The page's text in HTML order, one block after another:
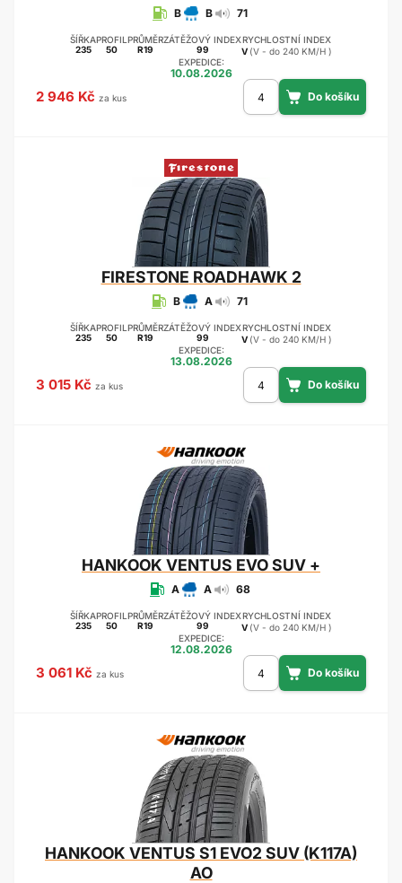
B B 71
ŠÍŘKA
235
PROFIL
50
PRŮMĚR
R19
ZÁTĚŽOVÝ INDEX
99
RYCHLOSTNÍ INDEX
V (V - do 240 KM/H )
EXPEDICE:
10.08.2026
2 946 Kč za kus
FIRESTONE ROADHAWK 2
B A 71
ŠÍŘKA
235
PROFIL
50
PRŮMĚR
R19
ZÁTĚŽOVÝ INDEX
99
RYCHLOSTNÍ INDEX
V (V - do 240 KM/H )
EXPEDICE:
13.08.2026
3 015 Kč za kus
HANKOOK VENTUS EVO SUV +
A A 68
ŠÍŘKA
235
PROFIL
50
PRŮMĚR
R19
ZÁTĚŽOVÝ INDEX
99
RYCHLOSTNÍ INDEX
V (V - do 240 KM/H )
EXPEDICE:
12.08.2026
3 061 Kč za kus
HANKOOK VENTUS S1 EVO2 SUV (K117A)
AO